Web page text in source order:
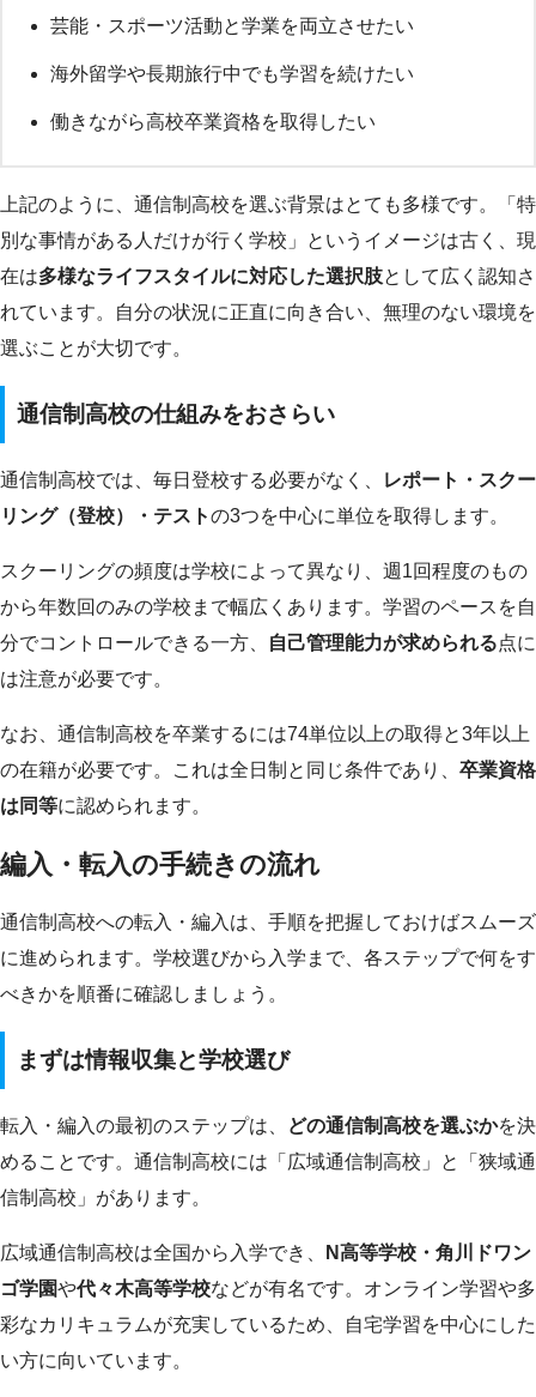
芸能・スポーツ活動と学業を両立させたい
海外留学や長期旅行中でも学習を続けたい
働きながら高校卒業資格を取得したい
上記のように、通信制高校を選ぶ背景はとても多様です。「特
別な事情がある人だけが行く学校」というイメージは古く、現
在は多様なライフスタイルに対応した選択肢として広く認知さ
れています。自分の状況に正直に向き合い、無理のない環境を
選ぶことが大切です。
通信制高校の仕組みをおさらい
通信制高校では、毎日登校する必要がなく、
レポート・スクー
リング（登校）・テストの3つを中心に単位を取得します。
スクーリングの頻度は学校によって異なり、週1回程度のもの
から年数回のみの学校まで幅広くあります。学習のペースを自
分でコントロールできる一方、
自己管理能力が求められる点に
は注意が必要です。
なお、通信制高校を卒業するには74単位以上の取得と3年以上
の在籍が必要です。これは全日制と同じ条件であり、 卒業資格
は同等に認められます。
編入・転入の手続きの流れ
通信制高校への転入・編入は、手順を把握しておけばスムーズ
に進められます。学校選びから入学まで、各ステップで何をす
べきかを順番に確認しましょう。
まずは情報収集と学校選び
転入・編入の最初のステップは、 どの通信制高校を選ぶかを決
めることです。通信制高校には「広域通信制高校」と「狭域通
信制高校」があります。
広域通信制高校は全国から入学でき、
N高等学校・角川ドワン
ゴ学園や代々木高等学校などが有名です。オンライン学習や多
彩なカリキュラムが充実しているため、自宅学習を中心にした
い方に向いています。